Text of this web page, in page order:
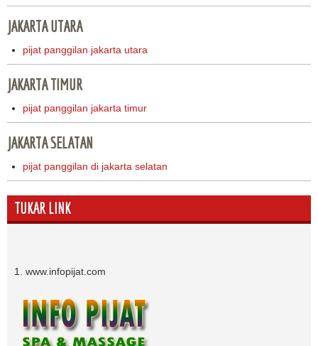
JAKARTA UTARA
pijat panggilan jakarta utara
JAKARTA TIMUR
pijat panggilan jakarta timur
JAKARTA SELATAN
pijat panggilan di jakarta selatan
TUKAR LINK
1. www.infopijat.com